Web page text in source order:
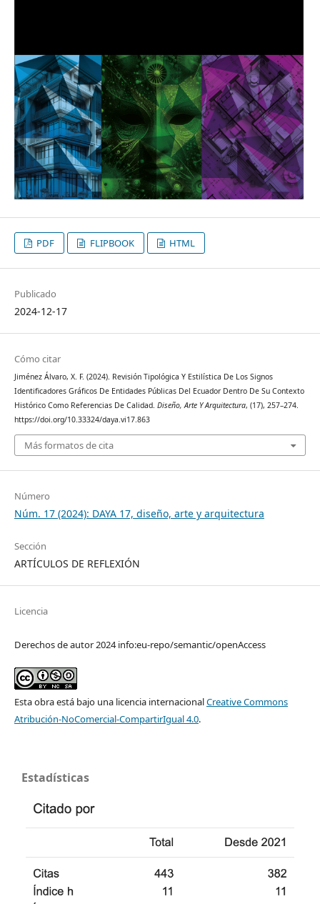
PDF FLIPBOOK HTML
Publicado
2024-12-17
Cómo citar
Jiménez Álvaro, X. F. (2024). Revisión Tipológica Y Estilística De Los Signos
Identificadores Gráficos De Entidades Públicas Del Ecuador Dentro De Su Contexto
Histórico Como Referencias De Calidad. Diseño, Arte Y Arquitectura, (17), 257–274.
https://doi.org/10.33324/daya.vi17.863
Más formatos de cita
Número
Núm. 17 (2024): DAYA 17, diseño, arte y arquitectura
Sección
ARTÍCULOS DE REFLEXIÓN
Licencia
Derechos de autor 2024 info:eu-repo/semantic/openAccess
Esta obra está bajo una licencia internacionalCreative Commons
Atribución-NoComercial-CompartirIgual 4.0.
Estadísticas